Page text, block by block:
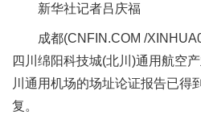
新华社记者吕庆福
成都(CNFIN.COM /
四川绵阳科技城(北川)通用航空
川通用机场的场址论证报告已得
复。